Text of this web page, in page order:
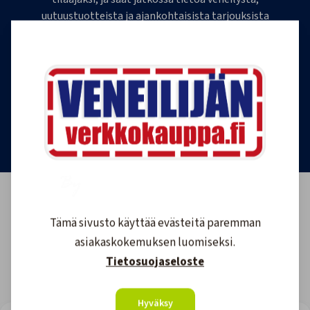
uutuustuotteista ja ajankohtaisista tarjouksista
tilauksen milloin tahansa.
Tilaa uutiskirje
Tämä sivusto käyttää evästeitä paremman
asiakaskokemuksen luomiseksi.
Tietosuojaseloste
Hyväksy